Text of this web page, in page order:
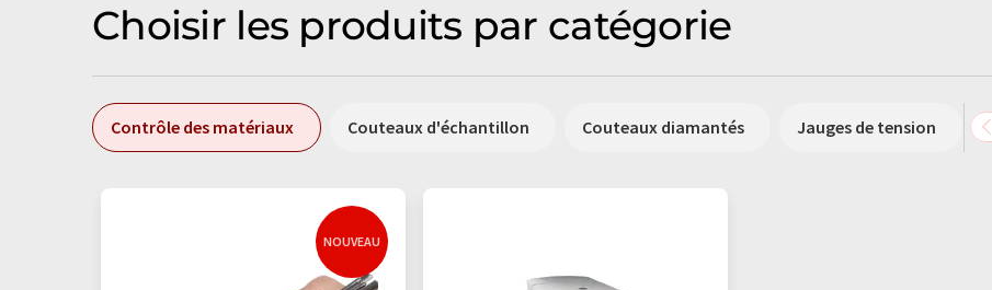
Choisir les produits par catégorie
Contrôle des matériaux Couteaux d'échantillon Couteaux diamantés Jauges de tension
NOUVEAU